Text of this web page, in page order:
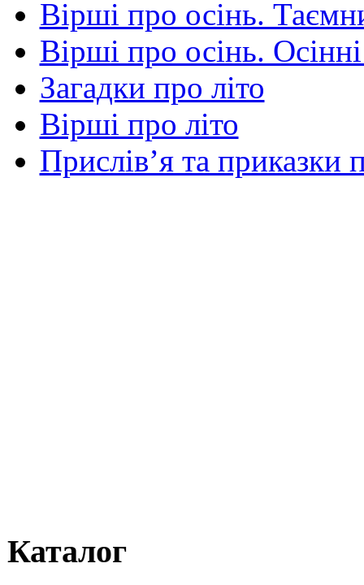
Вірші про осінь.
Вірші про осінь.
Загадки про літо
Вірші про літо
Прислів’я та приказки
Каталог